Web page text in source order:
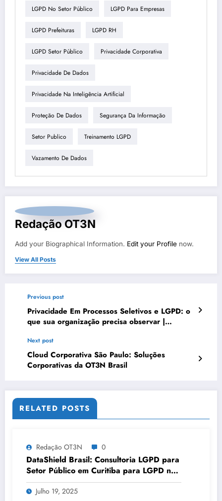
LGPD No Setor Público LGPD Para Empresas
LGPD Prefeituras LGPD RH
LGPD Setor Público Privacidade Corporativa
Privacidade De Dados
Privacidade Na Inteligência Artificial
Proteção De Dados Segurança Da Informação
Setor Publico Treinamento LGPD
Vazamento De Dados
Redação OT3N
Add your Biographical Information. Edit your Profile now.
View All Posts
Previous post
Privacidade Em Processos Seletivos e LGPD: o
que sua organização precisa observar |
Next post
Cloud Corporativa São Paulo: Soluções
Corporativas da OT3N Brasil
RELATED POSTS
Redação OT3N 0
DataShield Brasil: Consultoria LGPD para
Setor Público em Curitiba para LGPD no
setor público | Série DataShield 127
Julho 19, 2025